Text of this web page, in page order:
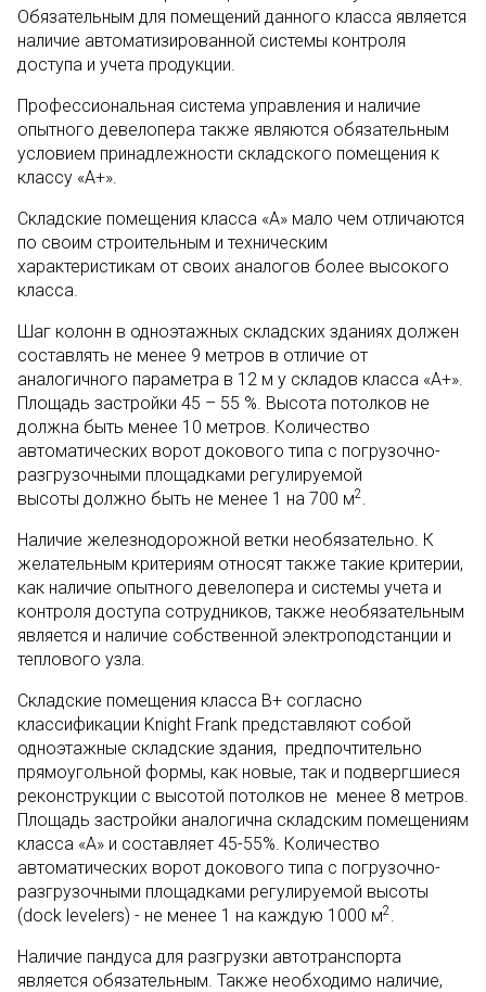
Обязательным для помещений данного класса является
наличие автоматизированной системы контроля
доступа и учета продукции.
Профессиональная система управления и наличие
опытного девелопера также являются обязательным
условием принадлежности складского помещения к
классу «А+».
Складские помещения класса «А» мало чем отличаются
по своим строительным и техническим
характеристикам от своих аналогов более высокого
класса.
Шаг колонн в одноэтажных складских зданиях должен
составлять не менее 9 метров в отличие от
аналогичного параметра в 12 м у складов класса «А+».
Площадь застройки 45 – 55 %. Высота потолков не
должна быть менее 10 метров. Количество
автоматических ворот докового типа с погрузочно-
разгрузочными площадками регулируемой
высоты должно быть не менее 1 на 700 м2.
Наличие железнодорожной ветки необязательно. К
желательным критериям относят также такие критерии,
как наличие опытного девелопера и системы учета и
контроля доступа сотрудников, также необязательным
является и наличие собственной электроподстанции и
теплового узла.
Складские помещения класса В+ согласно
классификации Knight Frank представляют собой
одноэтажные складские здания, предпочтительно
прямоугольной формы, как новые, так и подвергшиеся
реконструкции с высотой потолков не менее 8 метров.
Площадь застройки аналогична складским помещениям
класса «А» и составляет 45-55%. Количество
автоматических ворот докового типа с погрузочно-
разгрузочными площадками регулируемой высоты
(dock levelers) - не менее 1 на каждую 1000 м2.
Наличие пандуса для разгрузки автотранспорта
является обязательным. Также необходимо наличие,